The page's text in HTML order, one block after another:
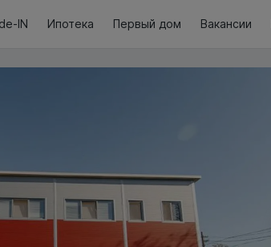
IN Ипотека Первый дом Вакансии